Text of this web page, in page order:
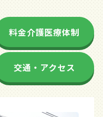
料金介護医療体制
交通・アクセス